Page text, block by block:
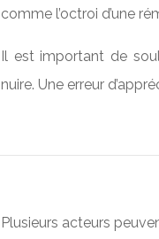
comme l’octroi d’une
Il est important de
nuire. Une erreur
Plusieurs acteurs